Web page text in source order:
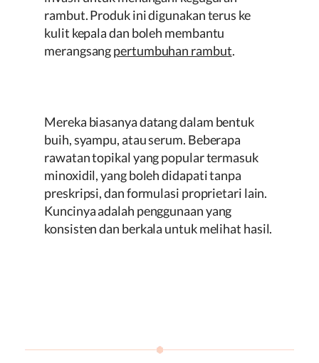
rambut. Produk ini digunakan terus ke
kulit kepala dan boleh membantu
merangsangpertumbuhan rambut.
Mereka biasanya datang dalam bentuk
buih, syampu, atau serum. Beberapa
rawatan topikal yang popular termasuk
minoxidil, yang boleh didapati tanpa
preskripsi, dan formulasi proprietari lain.
Kuncinya adalah penggunaan yang
konsisten dan berkala untuk melihat hasil.